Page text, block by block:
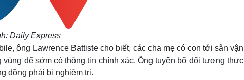
Daily Express
ông Lawrence Battiste cho biết, các cha mẹ có con tới sân vận
để sớm có thông tin chính xác. Ông tuyên bố đối tượng thực
đồng phải bị nghiêm trị.